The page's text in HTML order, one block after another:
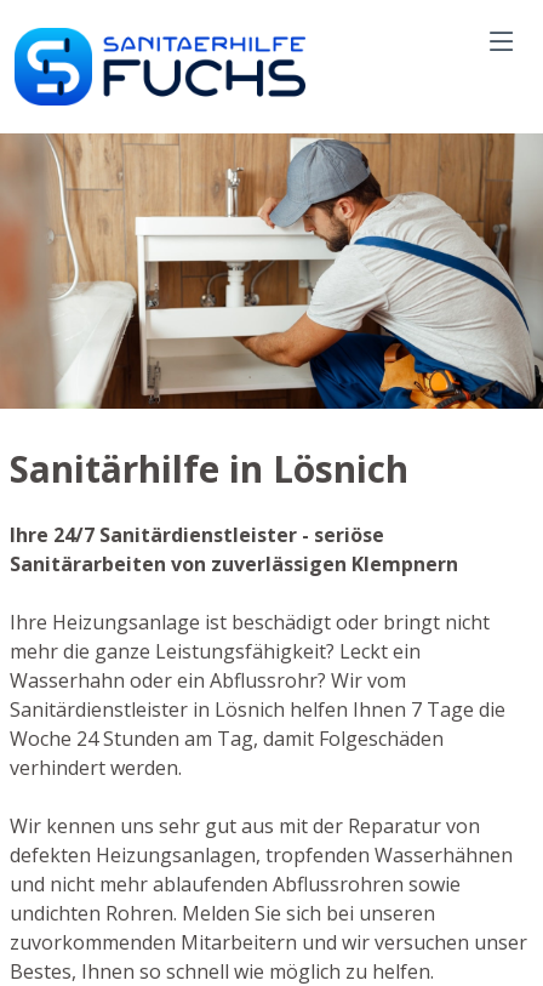
Sanitärhilfe in Lösnich
Ihre 24/7 Sanitärdienstleister - seriöse
Sanitärarbeiten von zuverlässigen Klempnern
Ihre Heizungsanlage ist beschädigt oder bringt nicht
mehr die ganze Leistungsfähigkeit? Leckt ein
Wasserhahn oder ein Abflussrohr? Wir vom
Sanitärdienstleister in Lösnich helfen Ihnen 7 Tage die
Woche 24 Stunden am Tag, damit Folgeschäden
verhindert werden.
Wir kennen uns sehr gut aus mit der Reparatur von
defekten Heizungsanlagen, tropfenden Wasserhähnen
und nicht mehr ablaufenden Abflussrohren sowie
undichten Rohren. Melden Sie sich bei unseren
zuvorkommenden Mitarbeitern und wir versuchen unser
Bestes, Ihnen so schnell wie möglich zu helfen.